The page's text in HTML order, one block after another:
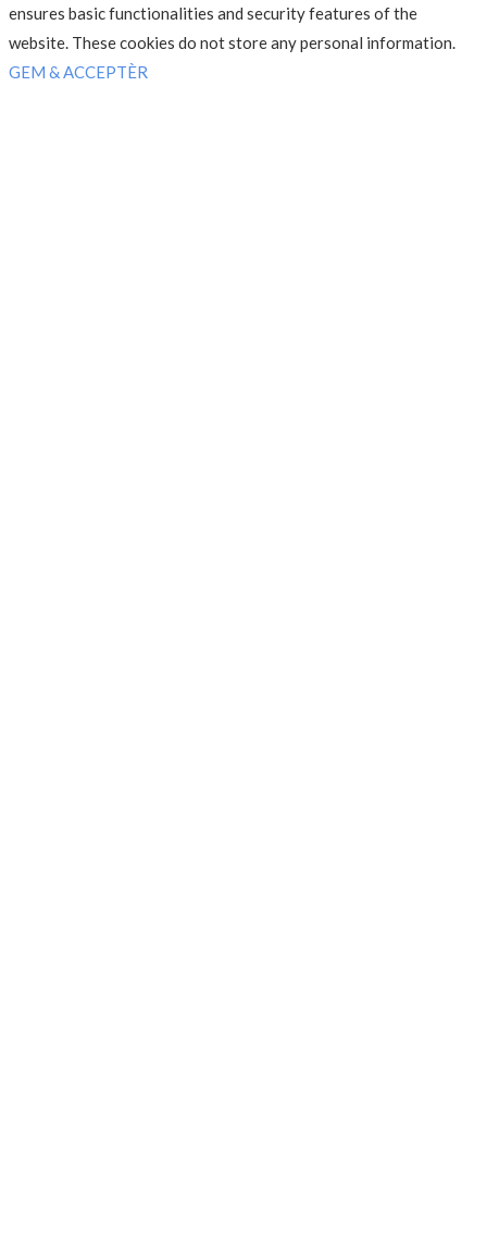
ensures basic functionalities and security features of the
website. These cookies do not store any personal information.
GEM & ACCEPTÈR